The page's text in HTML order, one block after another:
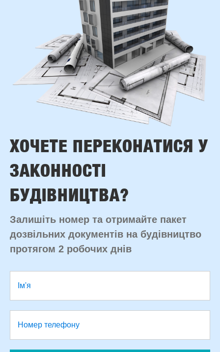
ХОЧЕТЕ ПЕРЕКОНАТИСЯ У
ЗАКОННОСТІ
БУДІВНИЦТВА?
Залишіть номер та отримайте пакет
дозвільних документів на будівництво
протягом 2 робочих днів